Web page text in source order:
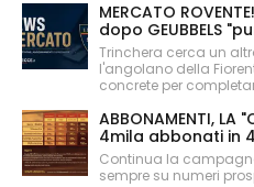
MERCATO
dopo GEUBBELS
Trinchera cerca un
l'angolano della
concrete per
ABBONAMENTI, LA
4mila abbonati in
Continua la
sempre su numeri